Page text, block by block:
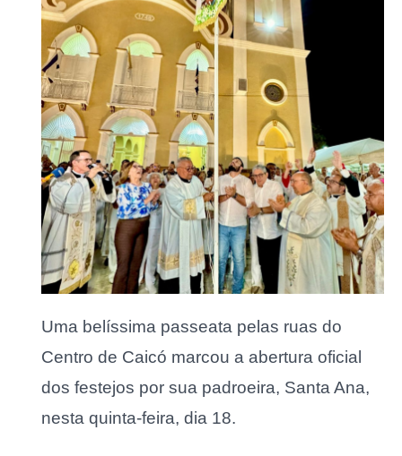
Uma belíssima passeata pelas ruas do
Centro de Caicó marcou a abertura oficial
dos festejos por sua padroeira, Santa Ana,
nesta quinta-feira, dia 18.